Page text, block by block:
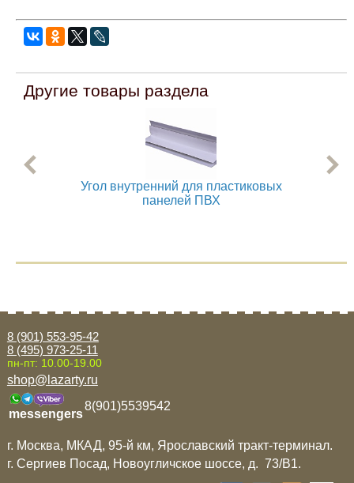
Другие товары раздела
Угол внутренний для пластиковых
панелей ПВХ
8 (901) 553-95-42
8 (495) 973-25-11
пн-пт: 10.00-19.00
shop@lazarty.ru
messengers
8(901)5539542
г. Москва, МКАД, 95-й км, Ярославский тракт-терминал.
г. Сергиев Посад, Новоугличское шоссе, д. 73/B1.